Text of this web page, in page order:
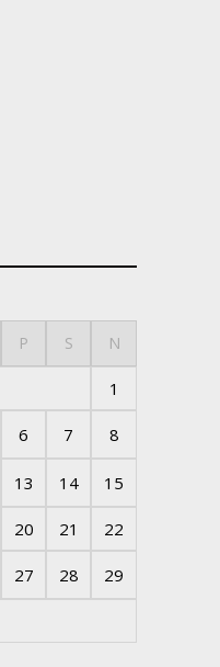
P S N
1
6 7 8
13 14 15
20 21 22
27 28 29